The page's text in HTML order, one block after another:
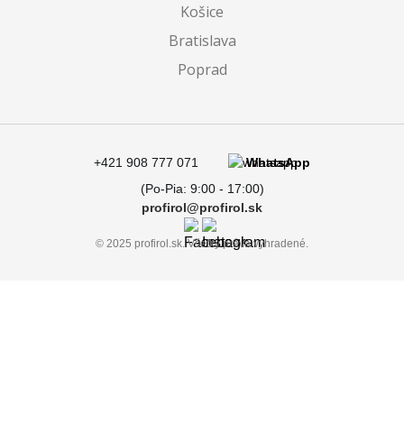
Košice
Bratislava
Poprad
© 2025 profirol.sk. Všetky práva vyhradené.
+421 908 777 071
(Po-Pia: 9:00 - 17:00)
WhatsApp
profirol@profirol.sk